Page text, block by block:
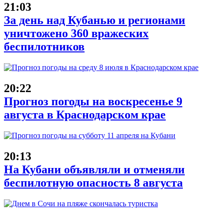
21:03
За день над Кубанью и регионами
уничтожено 360 вражеских
беспилотников
20:22
Прогноз погоды на воскресенье 9
августа в Краснодарском крае
20:13
На Кубани объявляли и отменяли
беспилотную опасность 8 августа